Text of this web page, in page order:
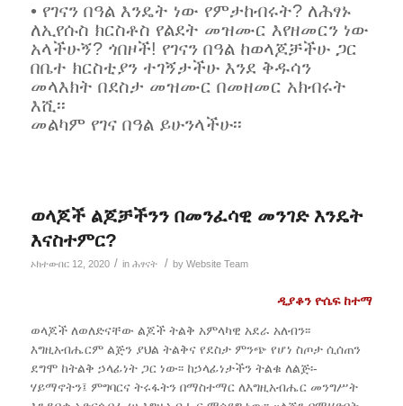
• የገናን በዓል እንዴት ነው የምታከብሩት? ለሕፃኑ
ለኢየሱስ ክርስቶስ የልደት መዝሙር እየዘመርን ነው
አላችሁኝ? ጎበዞች! የገናን በዓል ከወላጆቻችሁ ጋር
በቤተ ክርስቲያን ተገኝታችሁ እንደ ቅዱሳን
መላእክት በደስታ መዝሙር በመዘመር አክብሩት
እሺ፡፡
መልካም የገና በዓል ይሁንላችሁ፡፡
ወላጆች ልጆቻችንን በመንፈሳዊ መንገድ እንዴት
እናስተምር?
ኦክተውበር 12, 2020 / in ሕፃናት / by Website Team
ዲያቆን ዮሴፍ ከተማ
ወላጆች ለወለድናቸው ልጆች ትልቅ አምላካዊ አደራ አለብን፡፡
እግዚአብሔርም ልጅን ያህል ትልቅና የደስታ ምንጭ የሆነ ስጦታ ሲሰጠን
ደግሞ ከትልቅ ኃላፊነት ጋር ነው፡፡ ከኃላፊነታችን ትልቁ ለልጅ፡-
ሃይማኖትን፤ ምግባርና ትሩፋትን በማስተማር ለእግዚአብሔር መንግሥት